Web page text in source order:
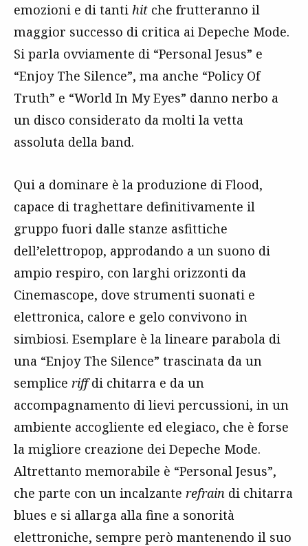
emozioni e di tanti hit che frutteranno il
maggior successo di critica ai Depeche Mode.
Si parla ovviamente di “Personal Jesus” e
“Enjoy The Silence”, ma anche “Policy Of
Truth” e “World In My Eyes” danno nerbo a
un disco considerato da molti la vetta
assoluta della band.
Qui a dominare è la produzione di Flood,
capace di traghettare definitivamente il
gruppo fuori dalle stanze asfittiche
dell’elettropop, approdando a un suono di
ampio respiro, con larghi orizzonti da
Cinemascope, dove strumenti suonati e
elettronica, calore e gelo convivono in
simbiosi. Esemplare è la lineare parabola di
una “Enjoy The Silence” trascinata da un
semplice riffdi chitarra e da un
accompagnamento di lievi percussioni, in un
ambiente accogliente ed elegiaco, che è forse
la migliore creazione dei Depeche Mode.
Altrettanto memorabile è “Personal Jesus”,
che parte con un incalzante refrain di chitarra
blues e si allarga alla fine a sonorità
elettroniche, sempre però mantenendo il suo